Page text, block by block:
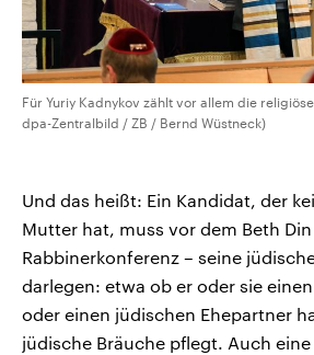
Für Yuriy Kadnykov zählt vor allem die
dpa-Zentralbild / ZB / Bernd Wüstneck)
Und das heißt: Ein Kandidat, der
Mutter hat, muss vor dem Beth
Rabbinerkonferenz – seine
darlegen: etwa ob er oder sie
oder einen jüdischen Ehepartner
jüdische Bräuche pflegt. Auch